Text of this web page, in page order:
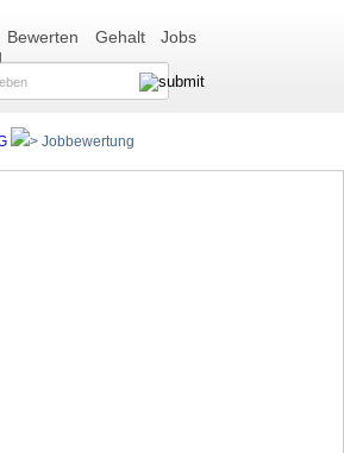
Bewerten Gehalt Jobs
Jobbewertung